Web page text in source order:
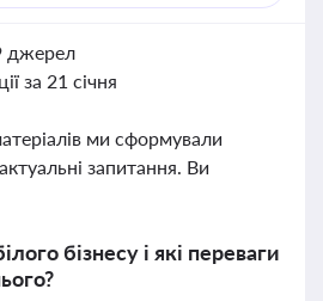
джерел
за 21 січня
ми сформували
запитання. Ви
бізнесу і які переваги